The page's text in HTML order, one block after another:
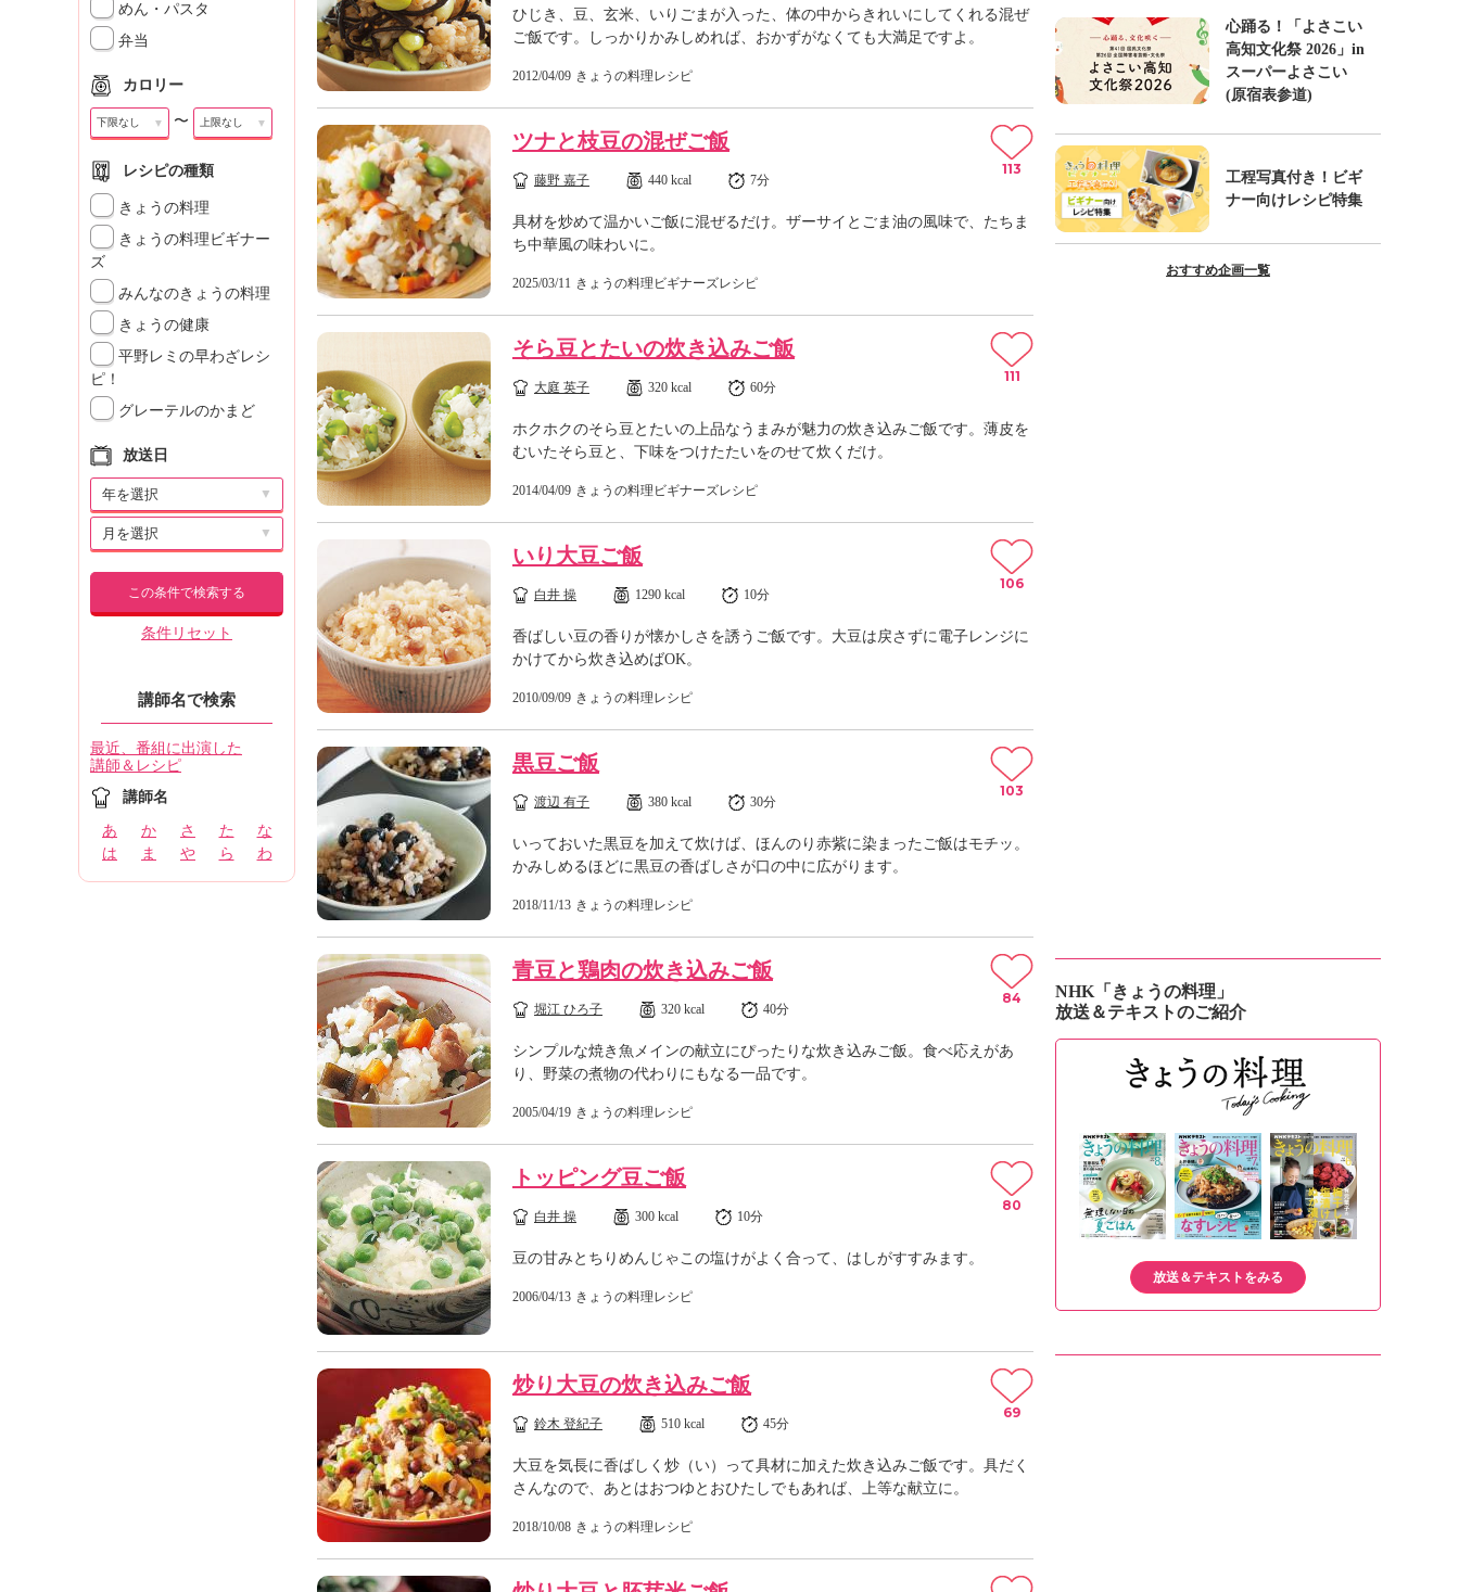
めん・パスタ
弁当
カロリー
▼ 〜 ▼
レシピの種類
きょうの料理
きょうの料理ビギナー
ズ
みんなのきょうの料理
きょうの健康
平野レミの早わざレシ
ピ！
グレーテルのかまど
放送日
▼
▼
この条件で検索する
条件リセット
講師名で検索
最近、番組に出演した
講師＆レシピ
講師名
あ か さ た
な
は
ま や ら わ
ひじき、豆、玄米、いりごまが入った、体の中からきれいにしてくれる混ぜ
ご飯です。しっかりかみしめれば、おかずがなくても大満足ですよ。
2012/04/09 きょうの料理レシピ
ツナと枝豆の混ぜご飯
藤野 嘉子 440 kcal 7分
具材を炒めて温かいご飯に混ぜるだけ。ザーサイとごま油の風味で、たちま
ち中華風の味わいに。
2025/03/11 きょうの料理ビギナーズレシピ
113
そら豆とたいの炊き込みご飯
大庭 英子 320 kcal 60分
ホクホクのそら豆とたいの上品なうまみが魅力の炊き込みご飯です。薄皮を
むいたそら豆と、下味をつけたたいをのせて炊くだけ。
2014/04/09 きょうの料理ビギナーズレシピ
111
いり大豆ご飯
白井 操 1290 kcal 10分
香ばしい豆の香りが懐かしさを誘うご飯です。大豆は戻さずに電子レンジに
かけてから炊き込めばOK。
2010/09/09 きょうの料理レシピ
106
黒豆ご飯
渡辺 有子 380 kcal 30分
いっておいた黒豆を加えて炊けば、ほんのり赤紫に染まったご飯はモチッ。
かみしめるほどに黒豆の香ばしさが口の中に広がります。
2018/11/13 きょうの料理レシピ
103
青豆と鶏肉の炊き込みご飯
堀江 ひろ子 320 kcal 40分
シンプルな焼き魚メインの献立にぴったりな炊き込みご飯。食べ応えがあ
り、野菜の煮物の代わりにもなる一品です。
2005/04/19 きょうの料理レシピ
84
トッピング豆ご飯
白井 操 300 kcal 10分
豆の甘みとちりめんじゃこの塩けがよく合って、はしがすすみます。
2006/04/13 きょうの料理レシピ
80
炒り大豆の炊き込みご飯
鈴木 登紀子 510 kcal 45分
大豆を気長に香ばしく炒（い）って具材に加えた炊き込みご飯です。具だく
さんなので、あとはおつゆとおひたしでもあれば、上等な献立に。
2018/10/08 きょうの料理レシピ
69
心踊る！「よさこい
高知文化祭 2026」in
スーパーよさこい
(原宿表参道)
工程写真付き！ビギ
ナー向けレシピ特集
おすすめ企画一覧
NHK「きょうの料理」
放送＆テキストのご紹介
放送＆テキストをみる